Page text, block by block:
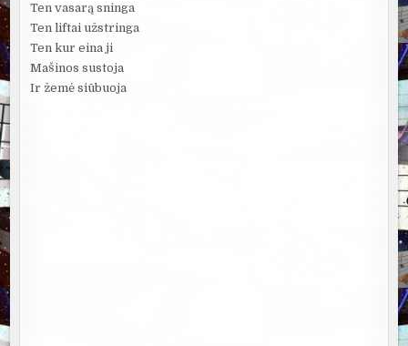
Ten vasarą sninga
Ten liftai užstringa
Ten kur eina ji
Mašinos sustoja
Ir žemė siūbuoja